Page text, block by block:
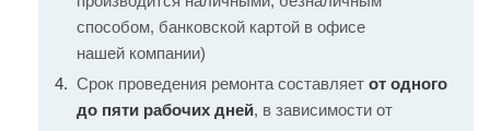
способом, банковской картой в офисе
нашей компании)
Срок проведения ремонта составляет от одного
до пяти рабочих дней, в зависимости от